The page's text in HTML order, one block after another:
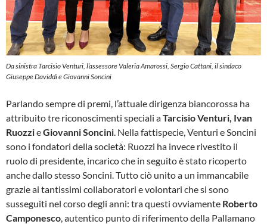
Da sinistra Tarcisio Venturi, l’assessore Valeria Amarossi, Sergio Cattani, il sindaco
Giuseppe Daviddi e Giovanni Soncini
Parlando sempre di premi, l’attuale dirigenza biancorossa ha
attribuito tre riconoscimenti speciali aTarcisio Venturi, Ivan
RuozzieGiovanni Soncini . Nella fattispecie, Venturi e Soncini
sono i fondatori della società: Ruozzi ha invece rivestito il
ruolo di presidente, incarico che in seguito è stato ricoperto
anche dallo stesso Soncini. Tutto ciò unito a un immancabile
grazie ai tantissimi collaboratori e volontari che si sono
susseguiti nel corso degli anni: tra questi ovviamente Roberto
Camponesco , autentico punto di riferimento della Pallamano